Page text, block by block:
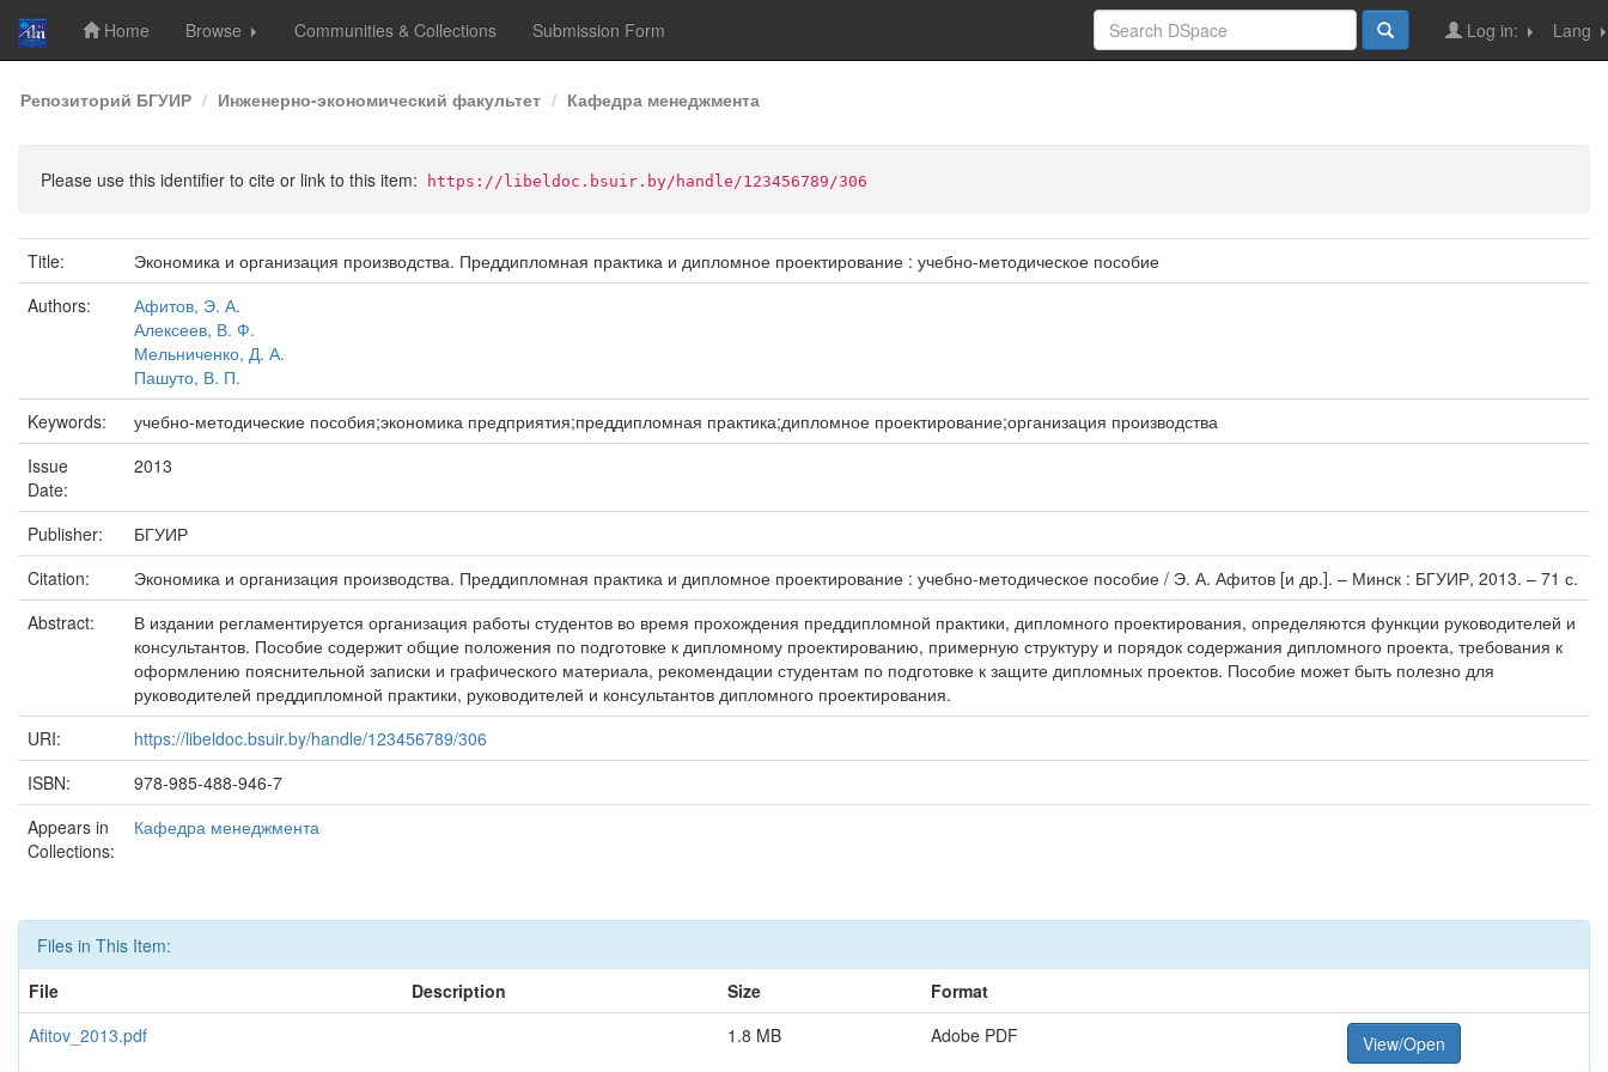
Skip
navigation
Home Browse Communities & Collections Submission Form Lang
Log in:
Репозиторий БГУИР Инженерно-экономический факультет Кафедра менеджмента
Please use this identifier to cite or link to this item: https://libeldoc.bsuir.by/handle/123456789/306
Title:
Экономика и организация производства. Преддипломная практика и дипломное проектирование : учебно-методическое пособие
Authors:
Афитов, Э. А.
Алексеев, В. Ф.
Мельниченко, Д. А.
Пашуто, В. П.
Keywords:
учебно-методические пособия;экономика предприятия;преддипломная практика;дипломное проектирование;организация производства
Issue
Date:
2013
Publisher:
БГУИР
Citation:
Экономика и организация производства. Преддипломная практика и дипломное проектирование : учебно-методическое пособие / Э. А. Афитов [и др.]. – Минск : БГУИР, 2013. – 71 с.
Abstract:
В издании регламентируется организация работы студентов во время прохождения преддипломной практики, дипломного проектирования, определяются функции руководителей и
консультантов. Пособие содержит общие положения по подготовке к дипломному проектированию, примерную структуру и порядок содержания дипломного проекта, требования к
оформлению пояснительной записки и графического материала, рекомендации студентам по подготовке к защите дипломных проектов. Пособие может быть полезно для
руководителей преддипломной практики, руководителей и консультантов дипломного проектирования.
URI:
https://libeldoc.bsuir.by/handle/123456789/306
ISBN:
978-985-488-946-7
Appears in
Collections:
Кафедра менеджмента
Files in This Item:
File
Description Size
Format
Afitov_2013.pdf
1.8 MB Adobe PDF View/Open